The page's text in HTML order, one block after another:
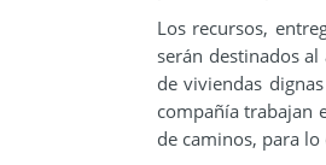
Los recursos,
serán destinados
de viviendas
compañía trabajan
de caminos, para